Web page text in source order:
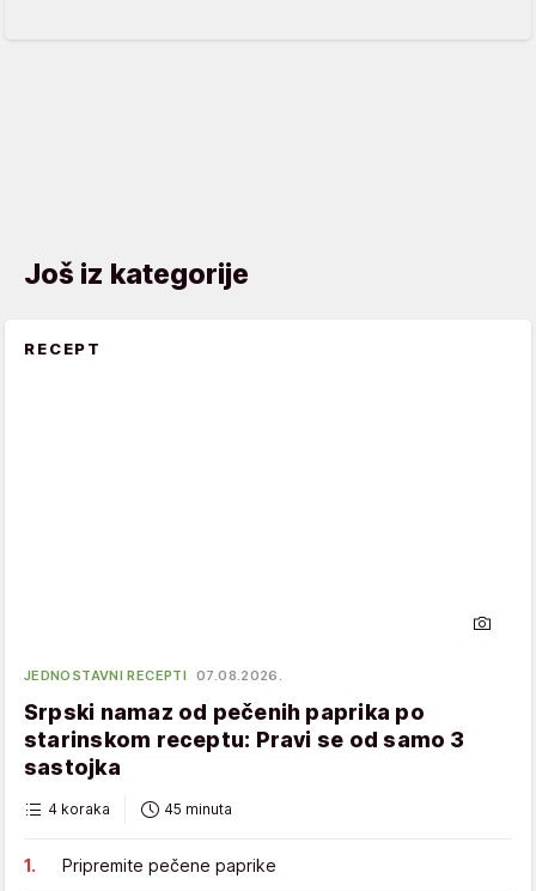
Još iz kategorije
RECEPT
JEDNOSTAVNI RECEPTI 07.08.2026.
Srpski namaz od pečenih paprika po
starinskom receptu: Pravi se od samo 3
sastojka
4 koraka 45 minuta
Pripremite pečene paprike